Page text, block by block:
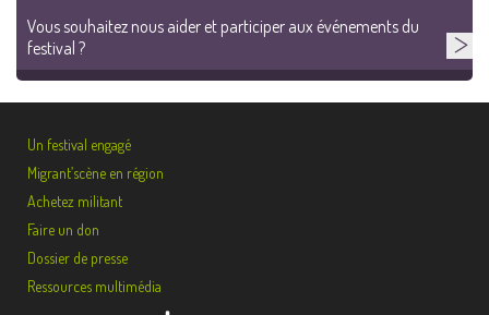
Vous souhaitez nous aider et participer aux événements du
festival ?
Un festival engagé
Migrant’scène en région
Achetez militant
Faire un don
Dossier de presse
Ressources multimédia